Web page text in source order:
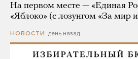
На первом месте — «Единая
«Яблоко» (с лозунгом «За мир
НОВОСТИ день назад